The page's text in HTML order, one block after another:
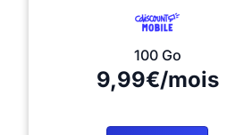
100 Go
9,99€/mois